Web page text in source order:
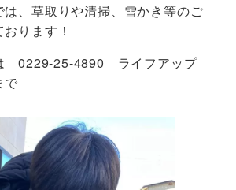
は、草取りや清掃、雪かき等のご
ります！
0229-25-4890 ライフアップ